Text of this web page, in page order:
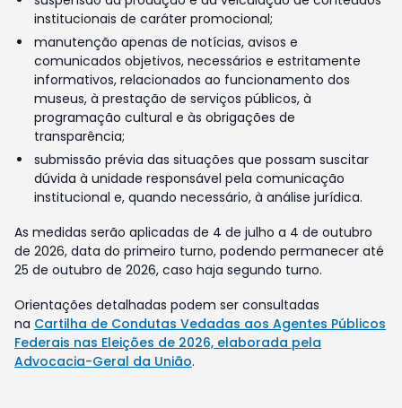
institucionais de caráter promocional;
manutenção apenas de notícias, avisos e
comunicados objetivos, necessários e estritamente
informativos, relacionados ao funcionamento dos
museus, à prestação de serviços públicos, à
programação cultural e às obrigações de
transparência;
submissão prévia das situações que possam suscitar
dúvida à unidade responsável pela comunicação
institucional e, quando necessário, à análise jurídica.
As medidas serão aplicadas de 4 de julho a 4 de outubro
de 2026, data do primeiro turno, podendo permanecer até
25 de outubro de 2026, caso haja segundo turno.
Orientações detalhadas podem ser consultadas
na Cartilha de Condutas Vedadas aos Agentes Públicos
Federais nas Eleições de 2026, elaborada pela
Advocacia-Geral da União.